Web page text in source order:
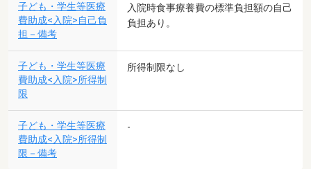
子ども・学生等医療
費助成<入院>自己負
担－備考
入院時食事療養費の標準負担額の自己
負担あり。
子ども・学生等医療
費助成<入院>所得制
限
所得制限なし
子ども・学生等医療
費助成<入院>所得制
限－備考
-